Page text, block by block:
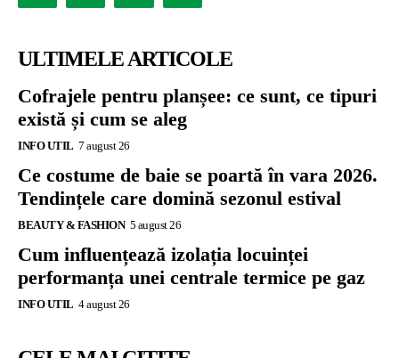
ULTIMELE ARTICOLE
Cofrajele pentru planșee: ce sunt, ce tipuri
există și cum se aleg
INFO UTIL 7 august 26
Ce costume de baie se poartă în vara 2026.
Tendințele care domină sezonul estival
BEAUTY & FASHION 5 august 26
Cum influențează izolația locuinței
performanța unei centrale termice pe gaz
INFO UTIL 4 august 26